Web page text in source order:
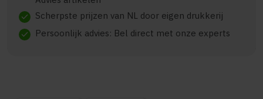
check Scherpste prijzen van NL door eigen drukkerij
check Persoonlijk advies: Bel direct met onze experts